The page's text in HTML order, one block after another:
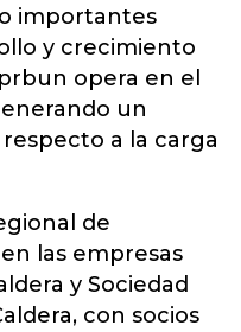
importantes
y crecimiento
opera en el
un
a la carga
de
las empresas
y Sociedad
con socios